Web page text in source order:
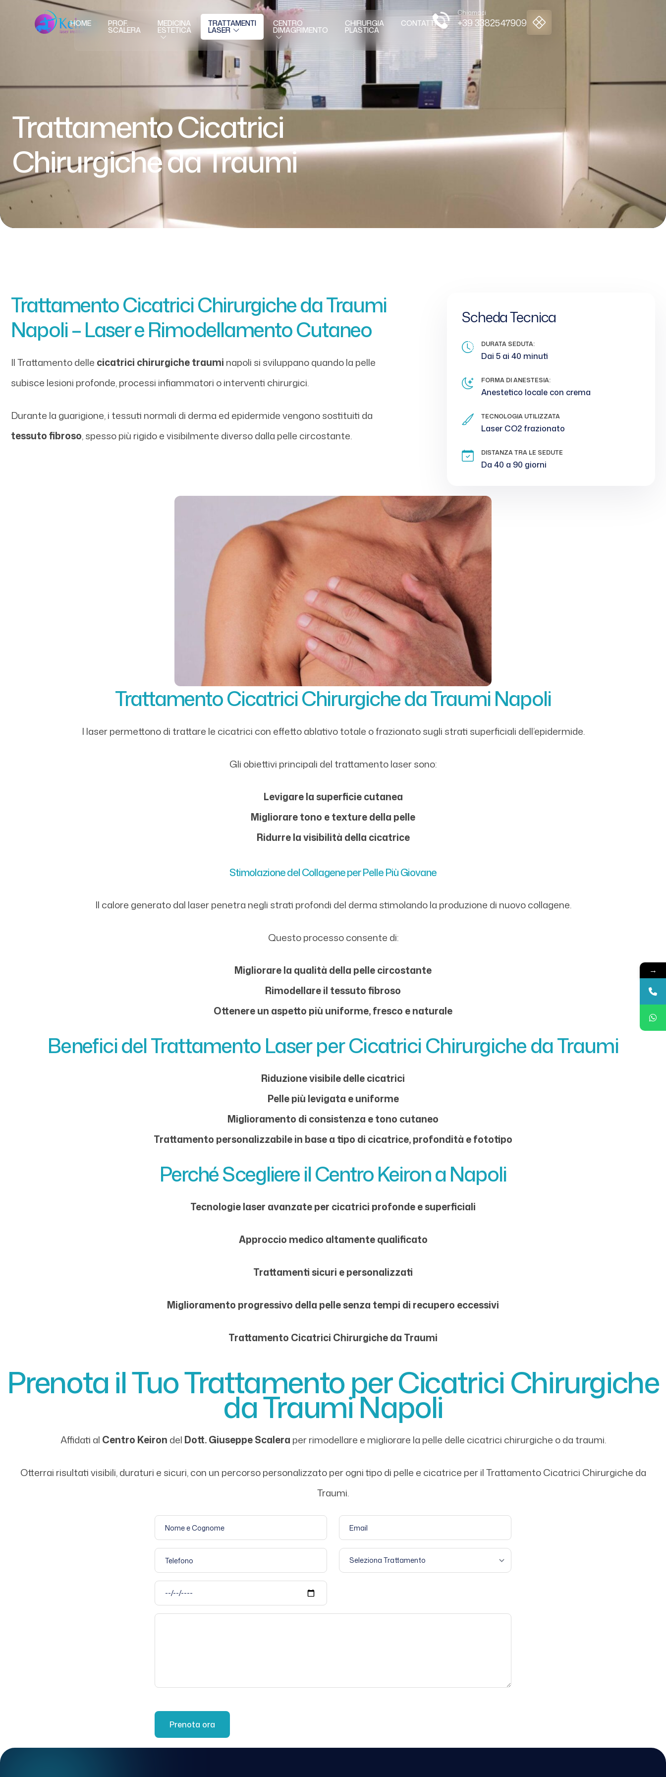
HOME PROF.
SCALERA
MEDICINA
ESTETICA
TRATTAMENTI
LASER
CENTRO
DIMAGRIMENTO
CHIRURGIA
PLASTICA
CONTATTI
Chiamaci
+39 3382547909
Trattamento Cicatrici
Chirurgiche da Traumi
Scheda Tecnica
DURATA SEDUTA:
Dai 5 ai 40 minuti
FORMA DI ANESTESIA:
Anestetico locale con crema
TECNOLOGIA UTILIZZATA
Laser CO2 frazionato
DISTANZA TRA LE SEDUTE
Da 40 a 90 giorni
Trattamento Cicatrici Chirurgiche da Traumi
Napoli – Laser e Rimodellamento Cutaneo
Il Trattamento delle cicatrici chirurgiche traumi napoli si sviluppano quando la pelle
subisce lesioni profonde, processi infiammatori o interventi chirurgici.
Durante la guarigione, i tessuti normali di derma ed epidermide vengono sostituiti da
tessuto fibroso, spesso più rigido e visibilmente diverso dalla pelle circostante.
Trattamento Cicatrici Chirurgiche da Traumi Napoli
I laser permettono di trattare le cicatrici con effetto ablativo totale o frazionato sugli strati superficiali dell’epidermide.
Gli obiettivi principali del trattamento laser sono:
Levigare la superficie cutanea
Migliorare tono e texture della pelle
Ridurre la visibilità della cicatrice
Stimolazione del Collagene per Pelle Più Giovane
Il calore generato dal laser penetra negli strati profondi del derma stimolando la produzione di nuovo collagene.
Questo processo consente di:
Migliorare la qualità della pelle circostante
Rimodellare il tessuto fibroso
Ottenere un aspetto più uniforme, fresco e naturale
Benefici del Trattamento Laser per Cicatrici Chirurgiche da Traumi
Riduzione visibile delle cicatrici
Pelle più levigata e uniforme
Miglioramento di consistenza e tono cutaneo
Trattamento personalizzabile in base a tipo di cicatrice, profondità e fototipo
Perché Scegliere il Centro Keiron a Napoli
Tecnologie laser avanzate per cicatrici profonde e superficiali
Approccio medico altamente qualificato
Trattamenti sicuri e personalizzati
Miglioramento progressivo della pelle senza tempi di recupero eccessivi
Trattamento Cicatrici Chirurgiche da Traumi
Prenota il Tuo Trattamento per Cicatrici Chirurgiche
da Traumi Napoli
Affidati al Centro Keiron del Dott. Giuseppe Scalera per rimodellare e migliorare la pelle delle cicatrici chirurgiche o da traumi.
Otterrai risultati visibili, duraturi e sicuri, con un percorso personalizzato per ogni tipo di pelle e cicatrice per il Trattamento Cicatrici Chirurgiche da
Traumi.
→